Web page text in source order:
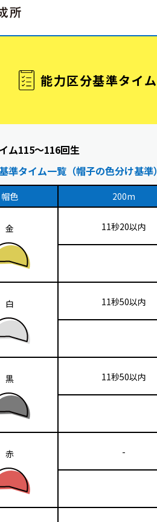
能力区分基準タイム
ム115〜116回生
準タイム一覧（帽子の色分け基準）
帽色 200m
金 11秒20以内
白 11秒50以内
黒 11秒50以内
赤 -